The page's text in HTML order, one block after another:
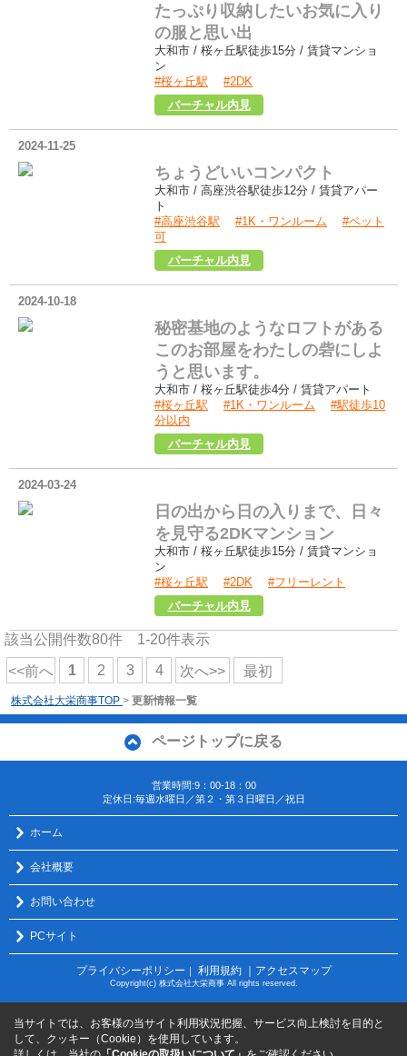
たっぷり収納したいお気に入り
の服と思い出
大和市 / 桜ヶ丘駅徒歩15分 / 賃貸マンショ
ン
#桜ヶ丘駅
#2DK
バーチャル内見
2024-11-25
ちょうどいいコンパクト
大和市 / 高座渋谷駅徒歩12分 / 賃貸アパー
ト
#高座渋谷駅
#1K・ワンルーム
#ペット
可
バーチャル内見
2024-10-18
秘密基地のようなロフトがある
このお部屋をわたしの砦にしよ
うと思います。
大和市 / 桜ヶ丘駅徒歩4分 / 賃貸アパート
#桜ヶ丘駅
#1K・ワンルーム
#駅徒歩10
分以内
バーチャル内見
2024-03-24
日の出から日の入りまで、日々
を見守る2DKマンション
大和市 / 桜ヶ丘駅徒歩15分 / 賃貸マンショ
ン
#桜ヶ丘駅
#2DK
#フリーレント
バーチャル内見
該当公開件数80件 1-20件表示
<<前へ 1 2 3 4 次へ>> 最初
株式会社大栄商事TOP > 更新情報一覧
ページトップに戻る
営業時間:9：00-18：00
定休日:毎週水曜日／第２・第３日曜日／祝日
ホーム
会社概要
お問い合わせ
PCサイト
プライバシーポリシー ｜ 利用規約 ｜アクセスマップ
Copyright(c) 株式会社大栄商事 All rights reserved.
当サイトでは、お客様の当サイト利用状況把握、サービス向上検討を目的と
して、クッキー（Cookie）を使用しています。